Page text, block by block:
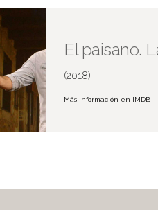
El paisano.
(2018)
Más información en IMDB